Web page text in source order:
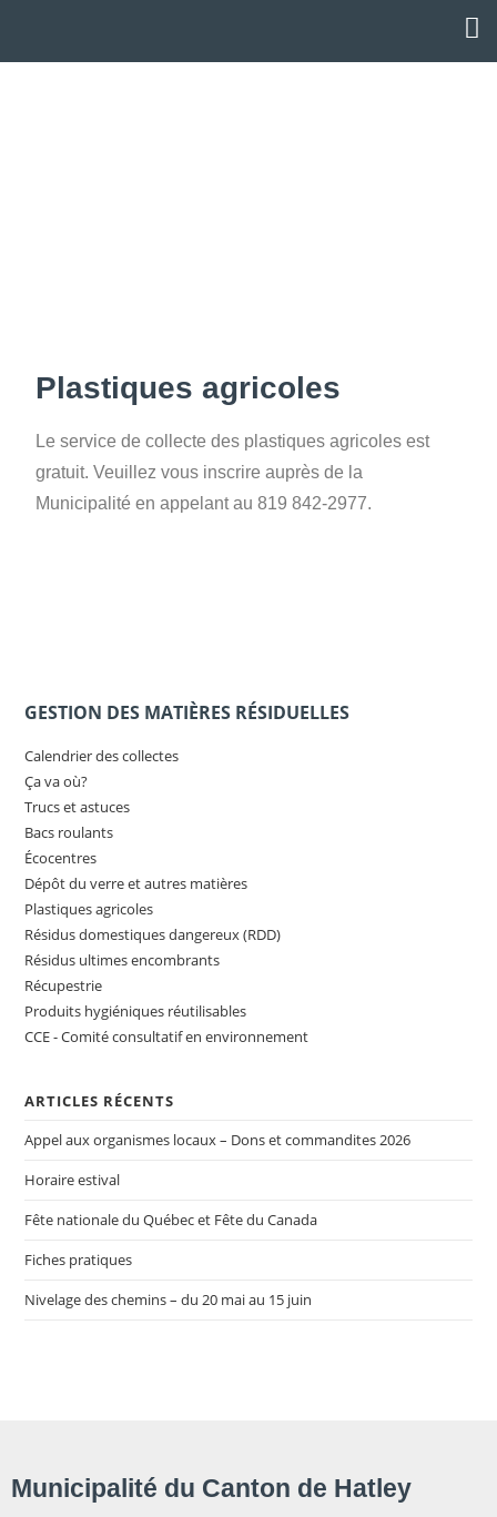
Plastiques agricoles
Le service de collecte des plastiques agricoles est
gratuit. Veuillez vous inscrire auprès de la
Municipalité en appelant au 819 842-2977.
GESTION DES MATIÈRES RÉSIDUELLES
Calendrier des collectes
Ça va où?
Trucs et astuces
Bacs roulants
Écocentres
Dépôt du verre et autres matières
Plastiques agricoles
Résidus domestiques dangereux (RDD)
Résidus ultimes encombrants
Récupestrie
Produits hygiéniques réutilisables
CCE - Comité consultatif en environnement
ARTICLES RÉCENTS
Appel aux organismes locaux – Dons et commandites 2026
Horaire estival
Fête nationale du Québec et Fête du Canada
Fiches pratiques
Nivelage des chemins – du 20 mai au 15 juin
Municipalité du Canton de Hatley